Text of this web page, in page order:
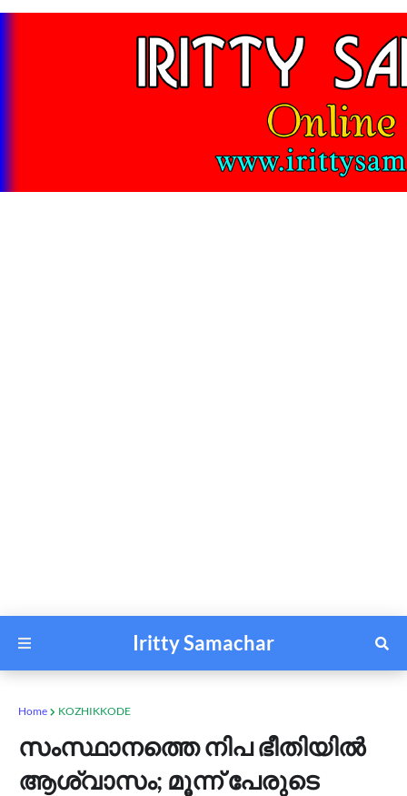
Iritty Samachar
Home KOZHIKKODE
സംസ്ഥാനത്തെ നിപ ഭീതിയിൽ
ആശ്വാസം; മൂന്ന് പേരുടെ